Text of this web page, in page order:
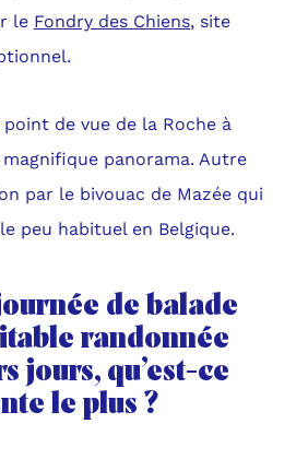
le Fondry des Chiens, site
de vue de la Roche à
panorama. Autre
par le bivouac de Mazée qui
peu habituel en Belgique.
de balade
randonnée
jours, qu’est-ce
le plus ?